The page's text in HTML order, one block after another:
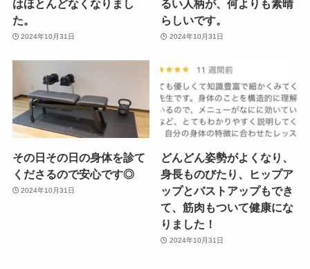
はほとんどなくなりまし
た。
2024年10月31日
るい人柄が、何よりも素晴
らしいです。
2024年10月31日
その日その日の身体を診て
くださるので安心です◎
2024年10月31日
どんどん姿勢がよくなり、
身長ものびたり、ヒップア
ップとバストアップもでき
て、筋肉もついて健康にな
りました！
2024年10月31日